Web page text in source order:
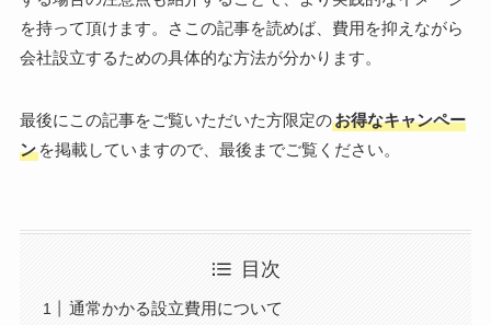
を持って頂けます。さこの記事を読めば、費用を抑えながら
会社設立するための具体的な方法が分かります。
最後にこの記事をご覧いただいた方限定のお得なキャンペー
ンを掲載していますので、最後までご覧ください。
目次
通常かかる設立費用について